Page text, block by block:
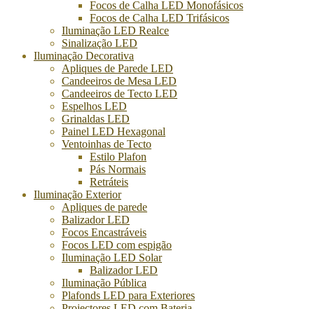
Focos de Calha LED Monofásicos
Focos de Calha LED Trifásicos
Iluminação LED Realce
Sinalização LED
Iluminação Decorativa
Apliques de Parede LED
Candeeiros de Mesa LED
Candeeiros de Tecto LED
Espelhos LED
Grinaldas LED
Painel LED Hexagonal
Ventoinhas de Tecto
Estilo Plafon
Pás Normais
Retráteis
Iluminação Exterior
Apliques de parede
Balizador LED
Focos Encastráveis
Focos LED com espigão
Iluminação LED Solar
Balizador LED
Iluminação Pública
Plafonds LED para Exteriores